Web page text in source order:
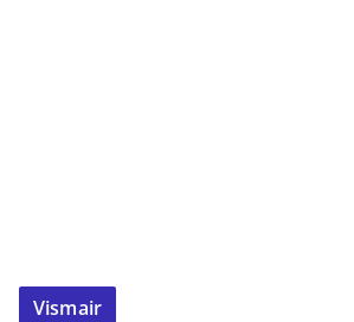
Vismair